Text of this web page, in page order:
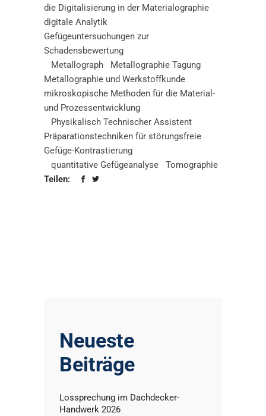
die Digitalisierung in der Materialographie
digitale Analytik
Gefügeuntersuchungen zur
Schadensbewertung
Metallograph
Metallographie Tagung
Metallographie und Werkstoffkunde
mikroskopische Methoden für die Material-
und Prozessentwicklung
Physikalisch Technischer Assistent
Präparationstechniken für störungsfreie
Gefüge-Kontrastierung
quantitative Gefügeanalyse
Tomographie
Teilen:
Neueste
Beiträge
Lossprechung im Dachdecker-
Handwerk 2026